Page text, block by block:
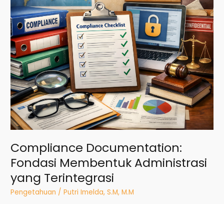
Compliance Documentation:
Fondasi Membentuk Administrasi
yang Terintegrasi
Pengetahuan /Putri Imelda, S.M, M.M